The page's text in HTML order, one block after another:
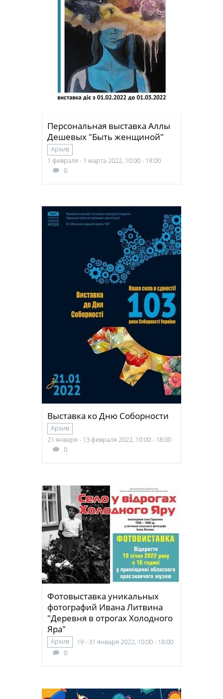
Персональная выставка Аллы
Дешевых "Быть женщиной"
Архив
1 февраля - 1 марта 2022, 10:00 - 18:00
0
Выставка ко Дню Соборности
Архив
21 января - 13 февраля 2022, 10:00 - 18:00
0
Фотовыставка уникальных
фотографий Ивана Литвина
"Деревня в отрогах Холодного
Яра"
Архив
19 - 31 января 2022, 10:00 - 18:00
0